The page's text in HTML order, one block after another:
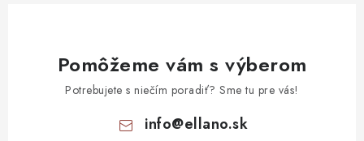
Pomôžeme vám s výberom
Potrebujete s niečím poradiť? Sme tu pre vás!
info@ellano.sk